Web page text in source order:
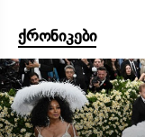
ქრონიკები